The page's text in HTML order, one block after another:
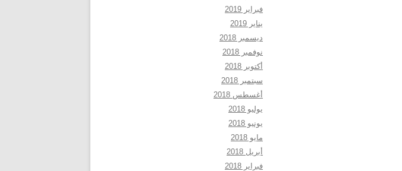
فبراير 2019
يناير 2019
ديسمبر 2018
نوفمبر 2018
أكتوبر 2018
سبتمبر 2018
أغسطس 2018
يوليو 2018
يونيو 2018
مايو 2018
أبريل 2018
فبراير 2018